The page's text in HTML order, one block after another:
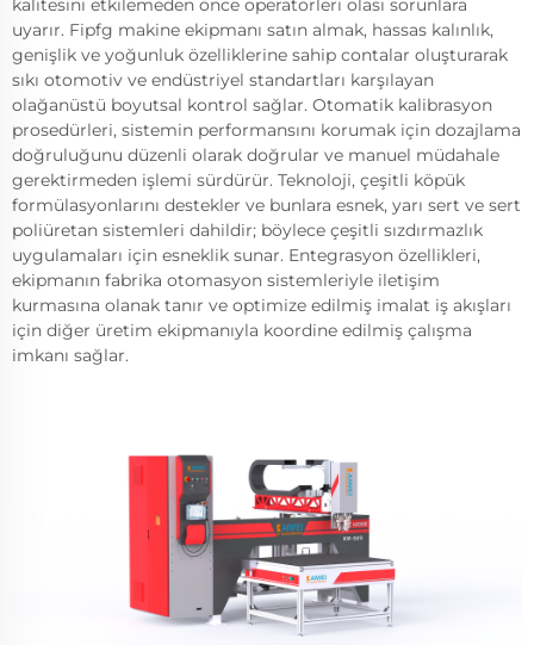
kalitesini etkilemeden önce operatörleri olası sorunlara
uyarır. Fipfg makine ekipmanı satın almak, hassas kalınlık,
genişlik ve yoğunluk özelliklerine sahip contalar oluşturarak
sıkı otomotiv ve endüstriyel standartları karşılayan
olağanüstü boyutsal kontrol sağlar. Otomatik kalibrasyon
prosedürleri, sistemin performansını korumak için dozajlama
doğruluğunu düzenli olarak doğrular ve manuel müdahale
gerektirmeden işlemi sürdürür. Teknoloji, çeşitli köpük
formülasyonlarını destekler ve bunlara esnek, yarı sert ve sert
poliüretan sistemleri dahildir; böylece çeşitli sızdırmazlık
uygulamaları için esneklik sunar. Entegrasyon özellikleri,
ekipmanın fabrika otomasyon sistemleriyle iletişim
kurmasına olanak tanır ve optimize edilmiş imalat iş akışları
için diğer üretim ekipmanıyla koordine edilmiş çalışma
imkanı sağlar.